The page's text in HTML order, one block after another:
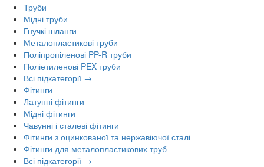
Труби
Мідні труби
Гнучкі шланги
Металопластикові труби
Поліпропіленові PP-R труби
Поліетиленові PEX труби
Всі підкатегорії →
Фітинги
Латунні фітинги
Мідні фітинги
Чавунні і сталеві фітинги
Фітинги з оцинкованої та нержавіючої сталі
Фітинги для металопластикових труб
Всі підкатегорії →